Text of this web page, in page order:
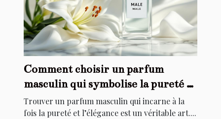
Comment choisir un parfum
masculin qui symbolise la pureté et
l'élégance ?
Trouver un parfum masculin qui incarne à la
fois la pureté et l’élégance est un véritable art....